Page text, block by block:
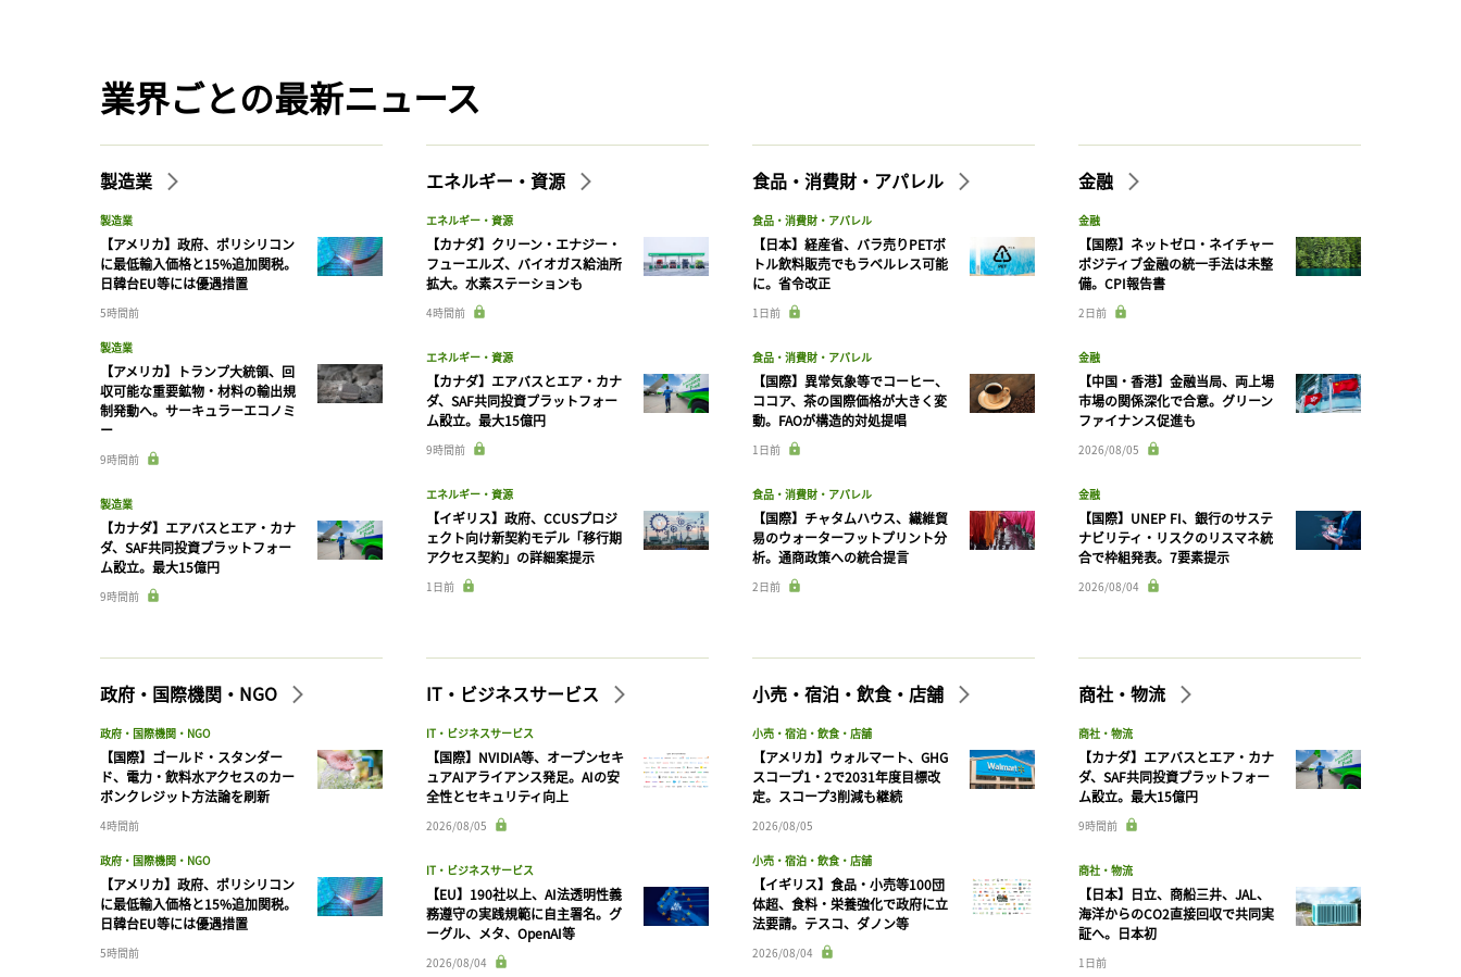
業界ごとの最新ニュース
製造業
製造業
【アメリカ】政府、ポリシリコン
に最低輸入価格と15%追加関税。
日韓台EU等には優遇措置
5時間前
製造業
【アメリカ】トランプ大統領、回
収可能な重要鉱物・材料の輸出規
制発動へ。サーキュラーエコノミ
ー
9時間前
製造業
【カナダ】エアバスとエア・カナ
ダ、SAF共同投資プラットフォー
ム設立。最大15億円
9時間前
エネルギー・資源
エネルギー・資源
【カナダ】クリーン・エナジー・
フューエルズ、バイオガス給油所
拡大。水素ステーションも
4時間前
エネルギー・資源
【カナダ】エアバスとエア・カナ
ダ、SAF共同投資プラットフォー
ム設立。最大15億円
9時間前
エネルギー・資源
【イギリス】政府、CCUSプロジ
ェクト向け新契約モデル「移行期
アクセス契約」の詳細案提示
1日前
食品・消費財・アパレル
食品・消費財・アパレル
【日本】経産省、バラ売りPETボ
トル飲料販売でもラベルレス可能
に。省令改正
1日前
食品・消費財・アパレル
【国際】異常気象等でコーヒー、
ココア、茶の国際価格が大きく変
動。FAOが構造的対処提唱
1日前
食品・消費財・アパレル
【国際】チャタムハウス、繊維貿
易のウォーターフットプリント分
析。通商政策への統合提言
2日前
金融
金融
【国際】ネットゼロ・ネイチャー
ポジティブ金融の統一手法は未整
備。CPI報告書
2日前
金融
【中国・香港】金融当局、両上場
市場の関係深化で合意。グリーン
ファイナンス促進も
2026/08/05
金融
【国際】UNEP FI、銀行のサステ
ナビリティ・リスクのリスマネ統
合で枠組発表。7要素提示
2026/08/04
政府・国際機関・NGO
政府・国際機関・NGO
【国際】ゴールド・スタンダー
ド、電力・飲料水アクセスのカー
ボンクレジット方法論を刷新
4時間前
政府・国際機関・NGO
【アメリカ】政府、ポリシリコン
に最低輸入価格と15%追加関税。
日韓台EU等には優遇措置
5時間前
IT・ビジネスサービス
IT・ビジネスサービス
【国際】NVIDIA等、オープンセキ
ュアAIアライアンス発足。AIの安
全性とセキュリティ向上
2026/08/05
IT・ビジネスサービス
【EU】190社以上、AI法透明性義
務遵守の実践規範に自主署名。グ
ーグル、メタ、OpenAI等
2026/08/04
小売・宿泊・飲食・店舗
小売・宿泊・飲食・店舗
【アメリカ】ウォルマート、GHG
スコープ1・2で2031年度目標改
定。スコープ3削減も継続
2026/08/05
小売・宿泊・飲食・店舗
【イギリス】食品・小売等100団
体超、食料・栄養強化で政府に立
法要請。テスコ、ダノン等
2026/08/04
商社・物流
商社・物流
【カナダ】エアバスとエア・カナ
ダ、SAF共同投資プラットフォー
ム設立。最大15億円
9時間前
商社・物流
【日本】日立、商船三井、JAL、
海洋からのCO2直接回収で共同実
証へ。日本初
1日前
記事をお気に入りに保存するには
ログインが必要です
会員登録